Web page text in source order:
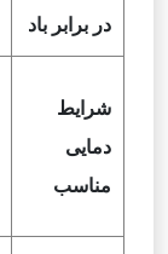
در برابر باد
شرایط
دمایی
مناسب